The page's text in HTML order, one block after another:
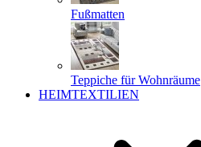
Fußmatten
Teppiche für Wohnräume
HEIMTEXTILIEN